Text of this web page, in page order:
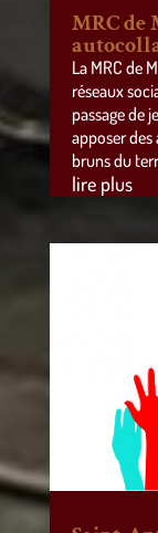
MRC de
La MRC de
réseaux
passage de
apposer
bruns du
lire plus